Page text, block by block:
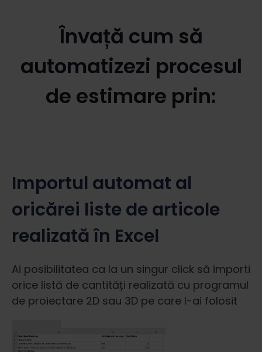
Învață cum să
automatizezi procesul
de estimare prin:
Importul automat al
oricărei liste de articole
realizată în Excel
Ai posibilitatea ca la un singur click să importi
orice listă de cantități realizată cu programul
de proiectare 2D sau 3D pe care l-ai folosit